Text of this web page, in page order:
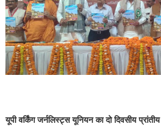
यूपी वर्किंग जर्नलिस्ट्स यूनियन का दो दिवसीय